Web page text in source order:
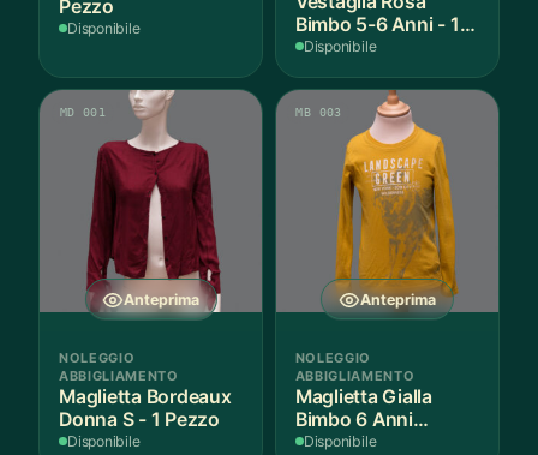
Pezzo
Disponibile
Bimbo 5-6 Anni - 1
Pezzo
Disponibile
Anteprima
MD 001
NOLEGGIO
ABBIGLIAMENTO
Maglietta Bordeaux
Donna S - 1 Pezzo
Disponibile
Anteprima
MB 003
NOLEGGIO
ABBIGLIAMENTO
Maglietta Gialla
Bimbo 6 Anni
Cotone - 1 Pezzo
Disponibile